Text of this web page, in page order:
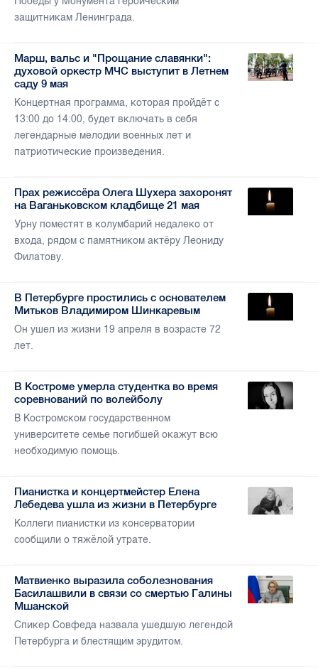
защитникам Ленинграда.
Марш, вальс и "Прощание славянки":
духовой оркестр МЧС выступит в Летнем
саду 9 мая
Концертная программа, которая пройдёт с
13:00 до 14:00, будет включать в себя
легендарные мелодии военных лет и
патриотические произведения.
Прах режиссёра Олега Шухера захоронят
на Ваганьковском кладбище 21 мая
Урну поместят в колумбарий недалеко от
входа, рядом с памятником актёру Леониду
Филатову.
В Петербурге простились с основателем
Митьков Владимиром Шинкаревым
Он ушел из жизни 19 апреля в возрасте 72
лет.
В Костроме умерла студентка во время
соревнований по волейболу
В Костромском государственном
университете семье погибшей окажут всю
необходимую помощь.
Пианистка и концертмейстер Елена
Лебедева ушла из жизни в Петербурге
Коллеги пианистки из консерватории
сообщили о тяжёлой утрате.
Матвиенко выразила соболезнования
Басилашвили в связи со смертью Галины
Мшанской
Спикер Совфеда назвала ушедшую легендой
Петербурга и блестящим эрудитом.